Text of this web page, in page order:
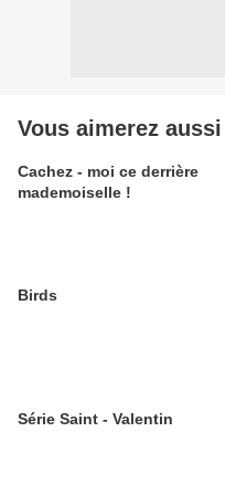
Vous aimerez aussi
Cachez - moi ce derrière
mademoiselle !
Birds
Série Saint - Valentin